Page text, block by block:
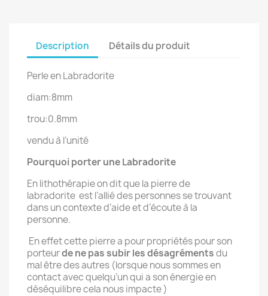
Description Détails du produit
Perle en Labradorite
diam:8mm
trou:0.8mm
vendu à l’unité
Pourquoi porter une Labradorite
En lithothérapie on dit que la pierre de
labradorite est l’allié des personnes se trouvant
dans un contexte d’aide et d’écoute à la
personne.
En effet cette pierre a pour propriétés pour son
porteurde ne pas subir les désagrémentsdu
mal être des autres (lorsque nous sommes en
contact avec quelqu’un qui a son énergie en
déséquilibre cela nous impacte )